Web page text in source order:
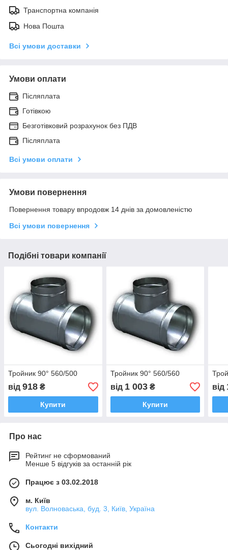
Транспортна компанія
Нова Пошта
Всі умови доставки
Умови оплати
Післяплата
Готівкою
Безготівковий розрахунок без ПДВ
Післяплата
Всі умови оплати
Умови повернення
Повернення товару впродовж 14 днів за домовленістю
Всі умови повернення
Подібні товари компанії
Тройник 90° 560/500
від 918 ₴
Купити
Тройник 90° 560/560
від 1 003₴
Купити
від
Про нас
Рейтинг не сформований
Менше 5 відгуків за останній рік
Працює з 03.02.2018
м. Київ
вул. Волноваська, буд. 3, Київ, Україна
Контакти
Сьогодні вихідний